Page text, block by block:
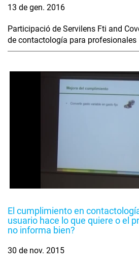
13 de gen. 2016
Participació de Servilens Fti and
de contactología para profesionales
El cumplimiento en
usuario hace lo que quiere o el
no informa bien?
30 de nov. 2015